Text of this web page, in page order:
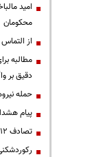
امید
محکومان
از
مطالبه
دقیق بر
حمله
پیام
تصادف ۱۲ خودرو در محور یاسوج ـ اصفهان